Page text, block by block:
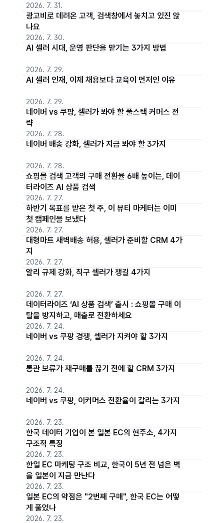
2026. 7. 31.
광고비로 데려온 고객, 검색창에서 놓치고 있진 않
나요
2026. 7. 30.
AI 셀러 시대, 운영 판단을 맡기는 3가지 방법
2026. 7. 29.
AI 셀러 인재, 이제 채용보다 교육이 먼저인 이유
2026. 7. 29.
네이버 vs 쿠팡, 셀러가 봐야 할 풀스택 커머스 전
략
2026. 7. 28.
네이버 배송 강화, 셀러가 지금 봐야 할 3가지
2026. 7. 28.
쇼핑몰 검색 고객의 구매 전환율 6배 높이는, 데이
터라이즈 AI 상품 검색
2026. 7. 27.
하반기 목표를 받은 첫 주, 이 뷰티 마케터는 이미
첫 캠페인을 보냈다
2026. 7. 27.
대형마트 새벽배송 허용, 셀러가 준비할 CRM 4가
지
2026. 7. 27.
알리 규제 강화, 직구 셀러가 챙길 4가지
2026. 7. 27.
데이터라이즈 ‘AI 상품 검색’ 출시 : 쇼핑몰 구매 이
탈을 방지하고, 매출로 전환하세요
2026. 7. 24.
네이버 vs 쿠팡 경쟁, 셀러가 지켜야 할 3가지
2026. 7. 24.
통관 보류가 재구매를 끊기 전에 할 CRM 3가지
2026. 7. 24.
네이버 vs 쿠팡, 이커머스 전환율이 갈리는 3가지
2026. 7. 23.
한국 데이터 기업이 본 일본 EC의 현주소, 4가지
구조적 특징
2026. 7. 23.
한일 EC 마케팅 구조 비교, 한국이 5년 전 넘은 벽
을 일본이 지금 만난다
2026. 7. 23.
일본 EC의 약점은 "2번째 구매", 한국 EC는 어떻
게 풀었나
2026. 7. 23.